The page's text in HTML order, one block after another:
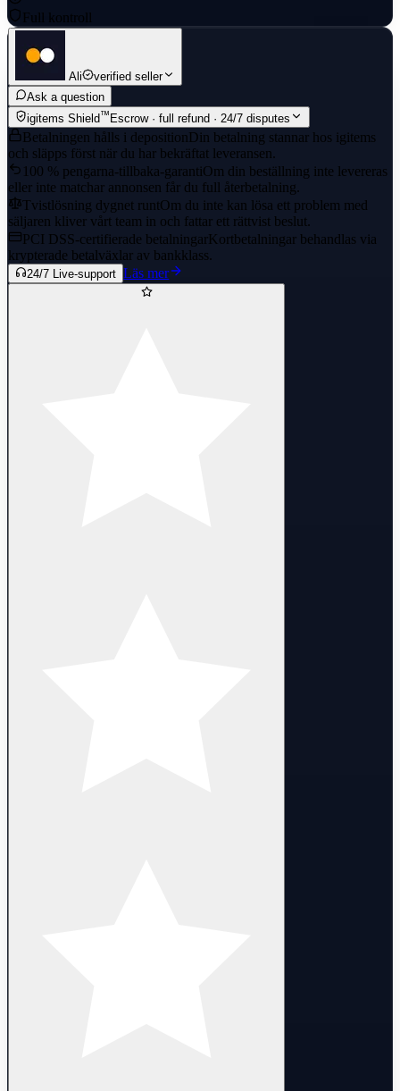
Full kontroll
Ali
verified seller
Ask a question
igitems Shield™Escrow · full refund · 24/7 disputes
Betalningen hålls i depositionDin betalning stannar hos igitems
och släpps först när du har bekräftat leveransen.
100 % pengarna-tillbaka-garantiOm din beställning inte levereras
eller inte matchar annonsen får du full återbetalning.
Tvistlösning dygnet runtOm du inte kan lösa ett problem med
säljaren kliver vårt team in och fattar ett rättvist beslut.
PCI DSS-certifierade betalningarKortbetalningar behandlas via
krypterade betalväxlar av bankklass.
24/7 Live-support Läs mer